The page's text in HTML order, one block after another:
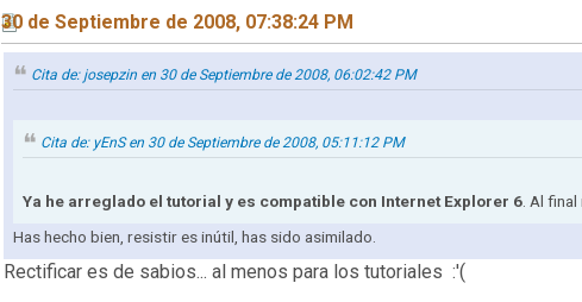
30 de Septiembre de 2008, 07:38:24 PM
Cita de: josepzin en 30 de Septiembre de 2008, 06:02:42 PM
Cita de: yEnS en 30 de Septiembre de 2008, 05:11:12 PM
Ya he arreglado el tutorial y es compatible con Internet Explorer 6 . Al
Has hecho bien, resistir es inútil, has sido asimilado.
Rectificar es de sabios... al menos para los tutoriales :'(